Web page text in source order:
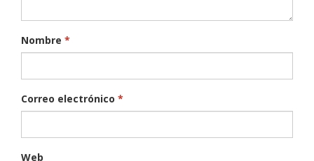
Nombre *
Correo electrónico *
Web